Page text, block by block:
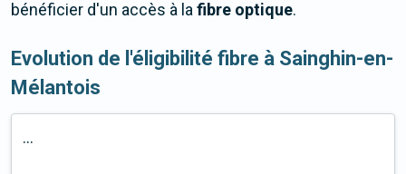
bénéficier d'un accès à lafibre optique.
Evolution de l'éligibilité fibre à Sainghin-en-
Mélantois
...